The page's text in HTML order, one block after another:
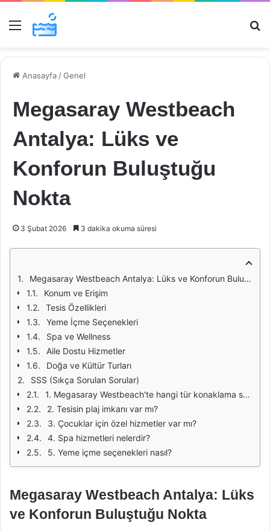
Menü
Anasayfa /Genel
Megasaray Westbeach
Antalya: Lüks ve
Konforun Buluştuğu
Nokta
3 Şubat 2026 3 dakika okuma süresi
Megasaray Westbeach Antalya: Lüks ve Konforun Buluştuğu Nokta
Konum ve Erişim
Tesis Özellikleri
Yeme İçme Seçenekleri
Spa ve Wellness
Aile Dostu Hizmetler
Doğa ve Kültür Turları
SSS (Sıkça Sorulan Sorular)
1. Megasaray Westbeach'te hangi tür konaklama seçenekleri mevcut?
2. Tesisin plaj imkanı var mı?
3. Çocuklar için özel hizmetler var mı?
4. Spa hizmetleri nelerdir?
5. Yeme içme seçenekleri nasıl?
Megasaray Westbeach Antalya: Lüks
ve Konforun Buluştuğu Nokta